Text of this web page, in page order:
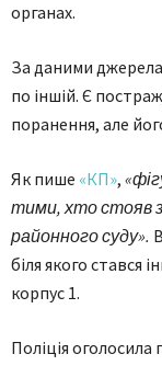
органах.
За даними джерела,
по іншій. Є
поранення, але
Як пише «КП»,
тими, хто стояв
районного суду».
біля якого стався
корпус 1.
Поліція